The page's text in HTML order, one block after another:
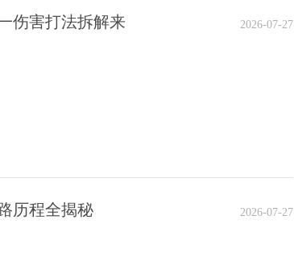
伤害打法拆解来 2026-07-27
历程全揭秘 2026-07-27